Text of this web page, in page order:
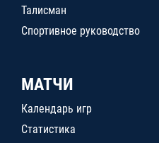
Талисман
Спортивное руководство
МАТЧИ
Календарь игр
Статистика